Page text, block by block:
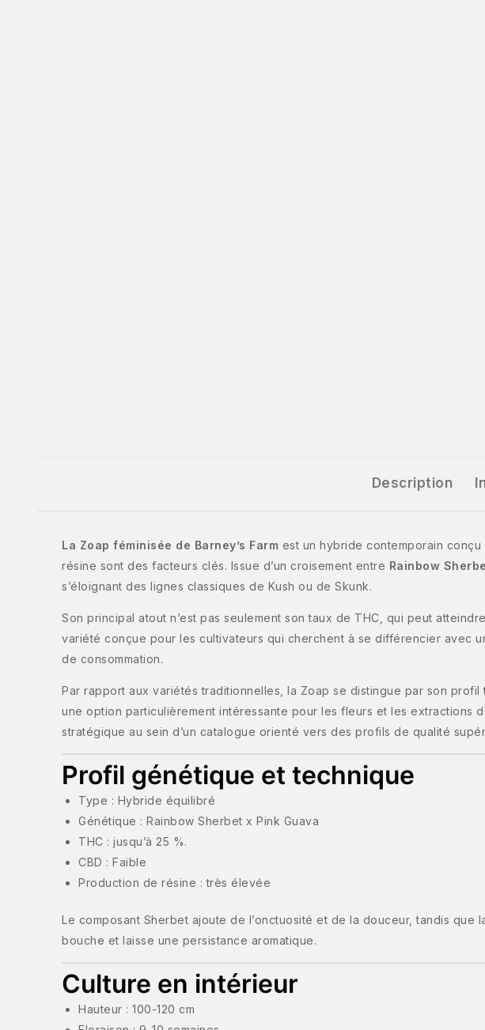
Description
La Zoap féminisée de Barney’s Farm est un hybride contemporain
résine sont des facteurs clés. Issue d’un croisement entre Rainbow
s’éloignant des lignes classiques de Kush ou de Skunk.
Son principal atout n’est pas seulement son taux de THC, qui peut
variété conçue pour les cultivateurs qui cherchent à se différencier avec
de consommation.
Par rapport aux variétés traditionnelles, la Zoap se distingue par son
une option particulièrement intéressante pour les fleurs et les extractions
stratégique au sein d’un catalogue orienté vers des profils de qualité
Profil génétique et technique
Type : Hybride équilibré
Génétique : Rainbow Sherbet x Pink Guava
THC : jusqu’à 25 %.
CBD : Faible
Production de résine : très élevée
Le composant Sherbet ajoute de l’onctuosité et de la douceur, tandis
bouche et laisse une persistance aromatique.
Culture en intérieur
Hauteur : 100-120 cm